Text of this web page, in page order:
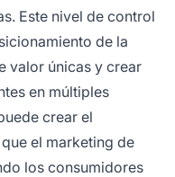
Este nivel de control
de la
valor únicas y crear
en múltiples
crear el
el marketing de
los consumidores